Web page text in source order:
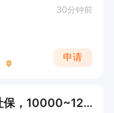
30分钟前
申请
快递司机，短途配送，交社保，10000~12000